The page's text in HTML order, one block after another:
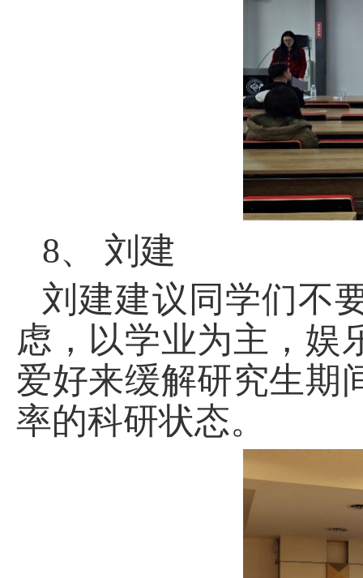
8、 刘建
刘建建议同学们不
虑，以学业为主，娱
爱好来缓解研究生期
率的科研状态。